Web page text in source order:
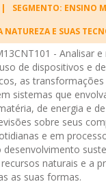
|
SEGMENTO: ENSINO
NATUREZA E SUAS
- Analisar
de dispositivos e
as transformações
sistemas que
de energia e
sobre seus
e em
desenvolvimento
naturais e a
as suas formas.